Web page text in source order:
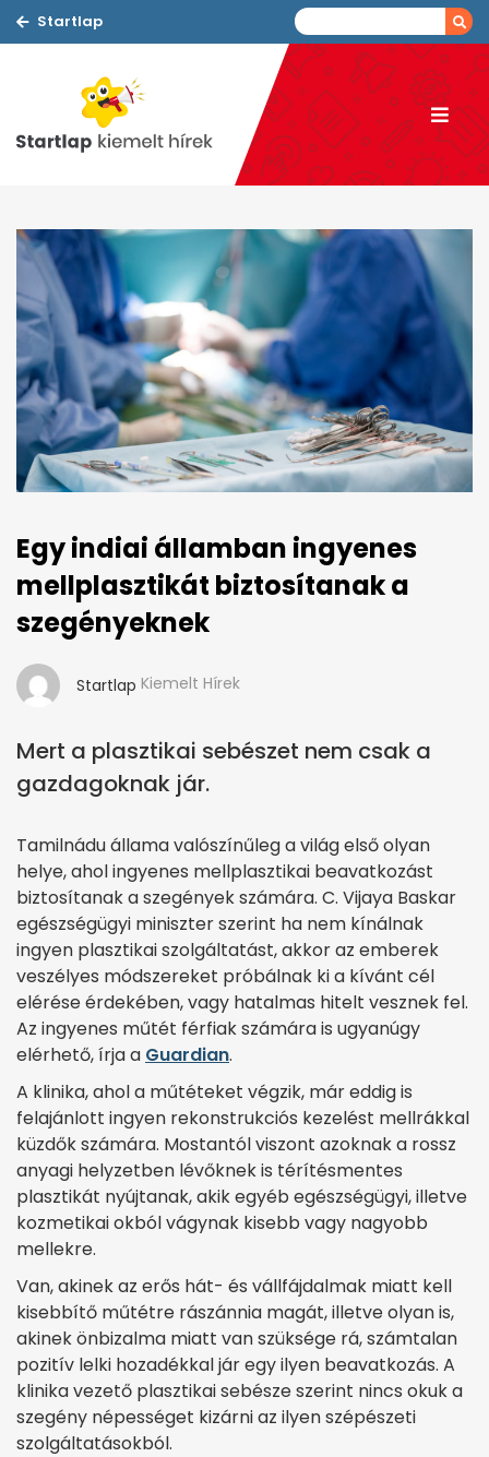
Startlap
Egy indiai államban ingyenes
mellplasztikát biztosítanak a
szegényeknek
Startlap Kiemelt Hírek
Mert a plasztikai sebészet nem csak a
gazdagoknak jár.
Tamilnádu állama valószínűleg a világ első olyan
helye, ahol ingyenes mellplasztikai beavatkozást
biztosítanak a szegények számára. C. Vijaya Baskar
egészségügyi miniszter szerint ha nem kínálnak
ingyen plasztikai szolgáltatást, akkor az emberek
veszélyes módszereket próbálnak ki a kívánt cél
elérése érdekében, vagy hatalmas hitelt vesznek fel.
Az ingyenes műtét férfiak számára is ugyanúgy
elérhető, írja a Guardian.
A klinika, ahol a műtéteket végzik, már eddig is
felajánlott ingyen rekonstrukciós kezelést mellrákkal
küzdők számára. Mostantól viszont azoknak a rossz
anyagi helyzetben lévőknek is térítésmentes
plasztikát nyújtanak, akik egyéb egészségügyi, illetve
kozmetikai okból vágynak kisebb vagy nagyobb
mellekre.
Van, akinek az erős hát- és vállfájdalmak miatt kell
kisebbítő műtétre rászánnia magát, illetve olyan is,
akinek önbizalma miatt van szüksége rá, számtalan
pozitív lelki hozadékkal jár egy ilyen beavatkozás. A
klinika vezető plasztikai sebésze szerint nincs okuk a
szegény népességet kizárni az ilyen szépészeti
szolgáltatásokból.